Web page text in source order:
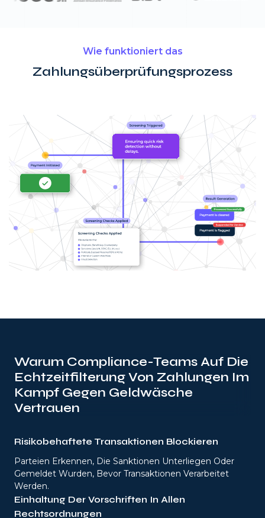
Wie funktioniert das
Zahlungsüberprüfungsprozess
Warum Compliance-Teams Auf Die
Echtzeitfilterung Von Zahlungen Im
Kampf Gegen Geldwäsche
Vertrauen
Risikobehaftete Transaktionen Blockieren
Parteien Erkennen, Die Sanktionen Unterliegen Oder
Gemeldet Wurden, Bevor Transaktionen Verarbeitet
Werden.
Einhaltung Der Vorschriften In Allen
Rechtsordnungen